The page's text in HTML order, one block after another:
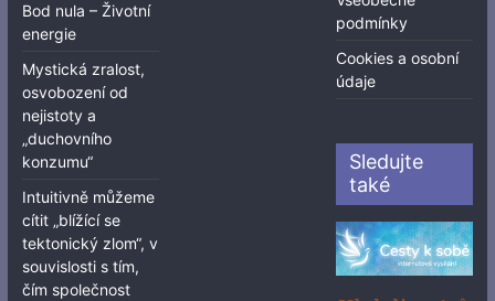
Bod nula – Životní
energie
Mystická zralost,
osvobození od
nejistoty a
„duchovního
konzumu“
Intuitivně můžeme
cítit „blížící se
tektonický zlom“, v
souvislosti s tím,
čím společnost
podmínky
Cookies a osobní
údaje
Sledujte
také